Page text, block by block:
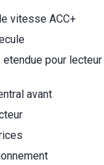
vitesse ACC+
pour
avant